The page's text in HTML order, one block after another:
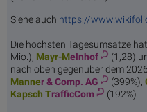
Siehe auch https://
Die höchsten Tagesumsätze
Mio.), Mayr-Melnhof (1,28)
nach oben gegenüber dem
Manner & Comp. AG (399%),
Kapsch TrafficCom (192%).